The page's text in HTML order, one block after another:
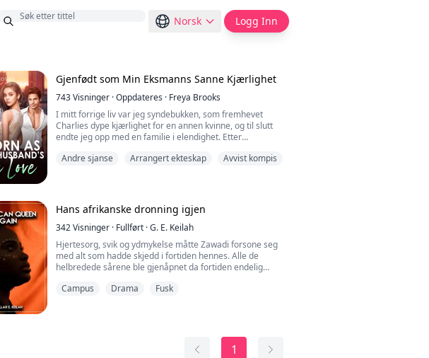
Norsk Logg Inn
Gjenfødt som Min Eksmanns Sanne Kjærlighet
743Visninger ·Oppdateres · Freya Brooks
I mitt forrige liv var jeg syndebukken, som fremhevet
Charlies dype kjærlighet for en annen kvinne, og til slutt
endte jeg opp med en familie i elendighet. Etter
at Peiheng skulle søke om skilsmisse. Men utviklingen av
Andre sjanse Arrangert ekteskap Avvist kompis
Hans afrikanske dronning igjen
342Visninger · Fullført ·G. E. Keilah
Hjertesorg, svik og ydmykelse måtte Zawadi forsone seg
med alt som hadde skjedd i fortiden hennes. Alle de
helbredede sårene ble gjenåpnet da fortiden endelig
Nå må hun finne ut hva hennes neste steg skal være for å
Campus Drama Fusk
1